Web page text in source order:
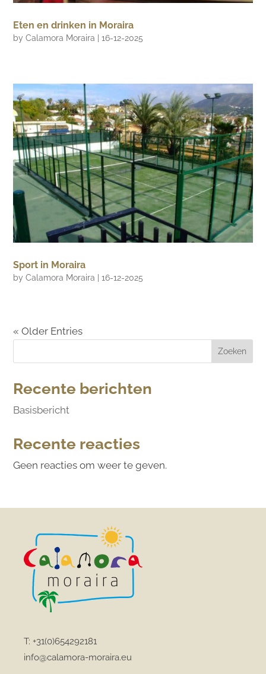
Eten en drinken in Moraira
byCalamora Moraira |16-12-2025
Sport in Moraira
byCalamora Moraira |16-12-2025
« Older Entries
Zoeken
Recente berichten
Basisbericht
Recente reacties
Geen reacties om weer te geven.
T:+31(0)654292181
info@calamora-moraira.eu